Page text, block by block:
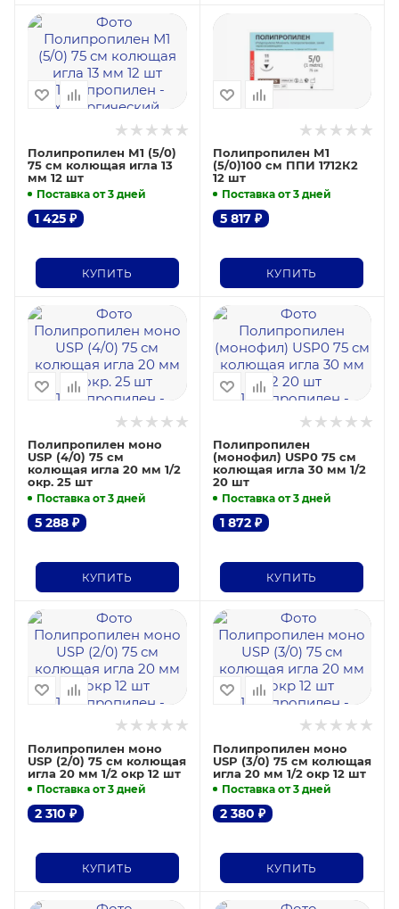
Полипропилен М1 (5/0)
75 см колющая игла 13
мм 12 шт
Поставка от 3 дней
1 425 ₽
КУПИТЬ
Полипропилен М1
(5/0)100 см ППИ 1712К2
12 шт
Поставка от 3 дней
5 817₽
КУПИТЬ
Полипропилен моно
USP (4/0) 75 см
колющая игла 20 мм 1/2
окр. 25 шт
Поставка от 3 дней
5 288 ₽
КУПИТЬ
Полипропилен
(монофил) USP0 75 см
колющая игла 30 мм 1/2
20 шт
Поставка от 3 дней
1 872₽
КУПИТЬ
Полипропилен моно
USP (2/0) 75 см колющая
игла 20 мм 1/2 окр 12 шт
Поставка от 3 дней
2 310 ₽
КУПИТЬ
Полипропилен моно
USP (3/0) 75 см колющая
игла 20 мм 1/2 окр 12 шт
Поставка от 3 дней
2 380 ₽
КУПИТЬ